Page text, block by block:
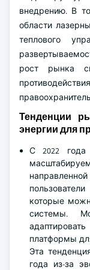
внедрению. В
области
теплового
рост рынка
Тенденции
энергии для
С 2022
которые
системы.
платформы
Эта
года из-за